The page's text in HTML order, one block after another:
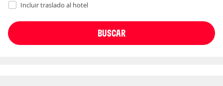
Incluir traslado al hotel